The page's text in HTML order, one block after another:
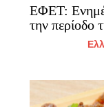
ΕΦΕΤ:
την περίοδο